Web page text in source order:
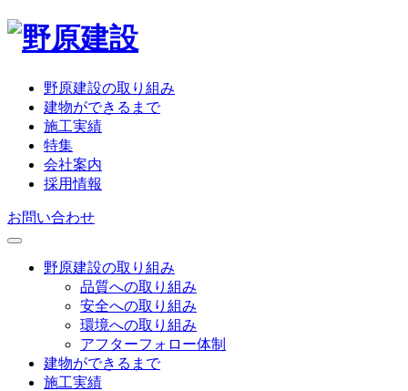
野原建設の取り組み
建物ができるまで
施工実績
特集
会社案内
採用情報
お問い合わせ
野原建設の取り組み
品質への取り組み
安全への取り組み
環境への取り組み
アフターフォロー体制
建物ができるまで
施工実績